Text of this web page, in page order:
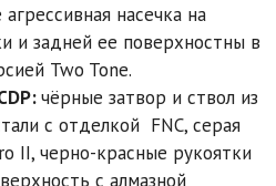
насечка на
и задней ее поверхностны в
Two Tone.
чёрные затвор и ствол из
с отделкой FNC, серая
II, черно-красные рукоятки
с алмазной